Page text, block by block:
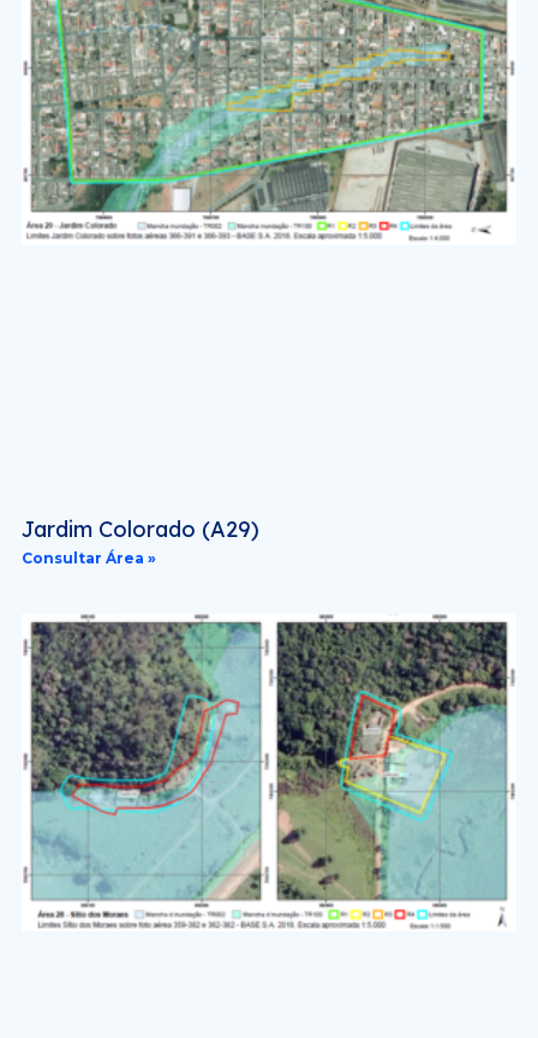
Jardim Colorado (A29)
Consultar Área »